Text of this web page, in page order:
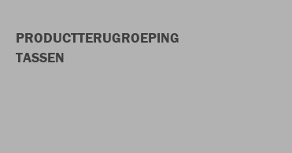
PRODUCTTERUGROEPING
TASSEN